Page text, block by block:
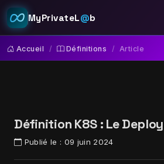
MyPrivateL@b
Accueil Définitions Article
Définition K8S : Le
Publié le : 09 juin 2024